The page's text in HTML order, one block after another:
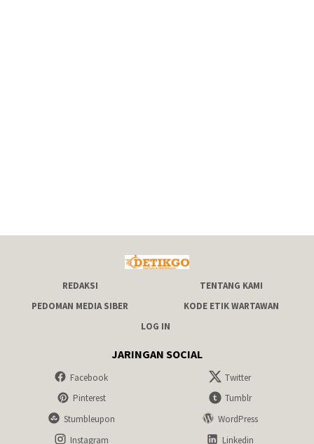
REDAKSI
TENTANG KAMI
PEDOMAN MEDIA SIBER
KODE ETIK WARTAWAN
LOG IN
JARINGAN SOCIAL
Facebook
Twitter
Pinterest
Tumblr
Stumbleupon
WordPress
Instagram
Linkedin